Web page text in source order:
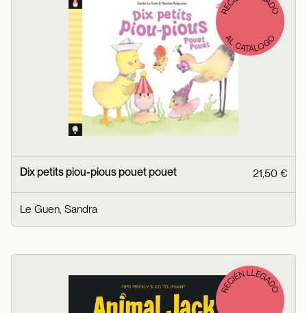
Dix petits piou-pious pouet pouet 21,50 €
Le Guen, Sandra